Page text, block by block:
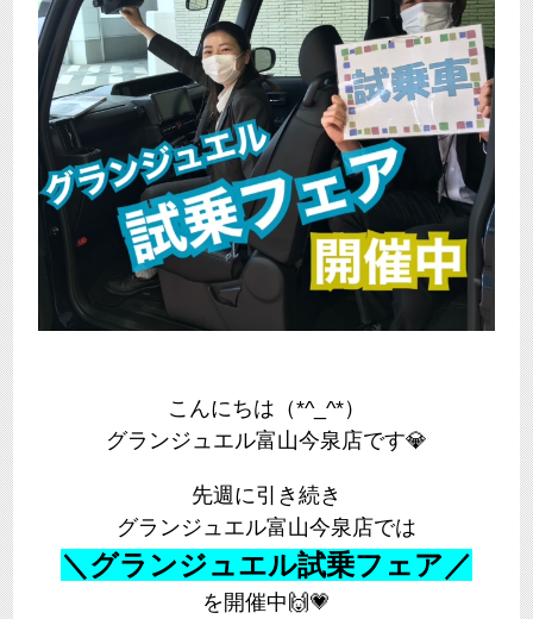
こんにちは（*^_^*）
グランジュエル富山今泉店です💎
先週に引き続き
グランジュエル富山今泉店では
＼グランジュエル試乗フェア／
を開催中🙌💗